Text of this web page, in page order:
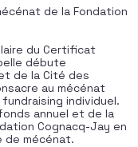
de la Fondation
du Certificat
débute
de la Cité des
au mécénat
individuel.
annuel et de la
Cognacq-Jay en
de mécénat.